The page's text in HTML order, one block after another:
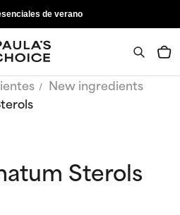
de verano
New ingredients
Sterols